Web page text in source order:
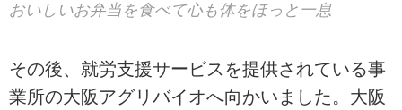
おいしいお弁当を食べて心も体をほっと一息
その後、就労支援サービスを提供されている事
業所の大阪アグリバイオへ向かいました。大阪